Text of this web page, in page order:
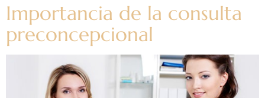
Importancia de la consulta
preconcepcional